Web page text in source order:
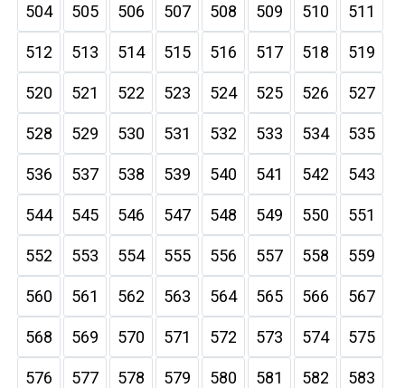
504 505 506 507 508 509 510 511
512 513 514 515 516 517 518 519
520 521 522 523 524 525 526 527
528 529 530 531 532 533 534 535
536 537 538 539 540 541 542 543
544 545 546 547 548 549 550 551
552 553 554 555 556 557 558 559
560 561 562 563 564 565 566 567
568 569 570 571 572 573 574 575
576 577 578 579 580 581 582 583